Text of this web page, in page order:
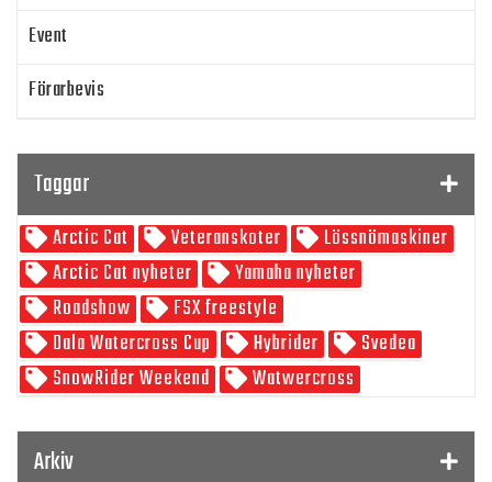
Event
Förarbevis
SnowRider TV
Skoterpodden
Taggar
Arctic Cat Veteranskoter
Lössnömaskiner
Arctic Cat nyheter
Yamaha nyheter
Roadshow
FSX freestyle
Dala Watercross Cup
Hybrider
Svedea
SnowRider Weekend
Watwercross
SnowRider Hoddie
pDrive
Arkiv